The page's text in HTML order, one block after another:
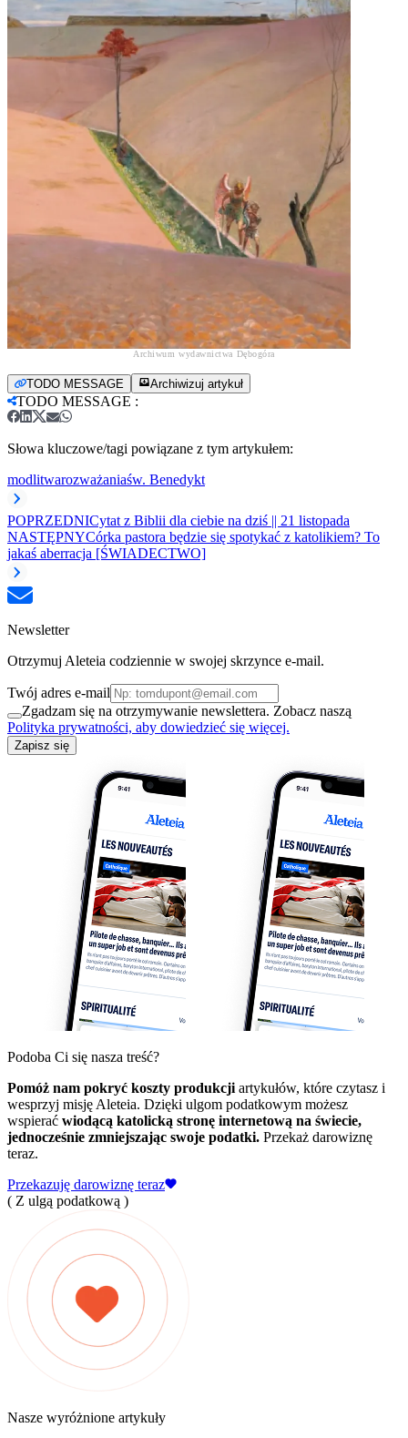
Archiwum wydawnictwa Dębogóra
TODO MESSAGE Archiwizuj artykuł
TODO MESSAGE :
Słowa kluczowe/tagi powiązane z tym artykułem:
modlitwarozważaniaśw. Benedykt
POPRZEDNICytat z Biblii dla ciebie na dziś || 21 listopada
NASTĘPNYCórka pastora będzie się spotykać z katolikiem? To
jakaś aberracja [ŚWIADECTWO]
Newsletter
Otrzymuj Aleteia codziennie w swojej skrzynce e-mail.
Twój adres e-mail
Zgadzam się na otrzymywanie newslettera. Zobacz naszą
Polityka prywatności, aby dowiedzieć się więcej.
Zapisz się
Podoba Ci się nasza treść?
Pomóż nam pokryć koszty produkcji artykułów, które czytasz i
wesprzyj misję Aleteia. Dzięki ulgom podatkowym możesz
wspierać wiodącą katolicką stronę internetową na świecie,
jednocześnie zmniejszając swoje podatki. Przekaż darowiznę
teraz.
Przekazuję darowiznę teraz
( Z ulgą podatkową )
Nasze wyróżnione artykuły